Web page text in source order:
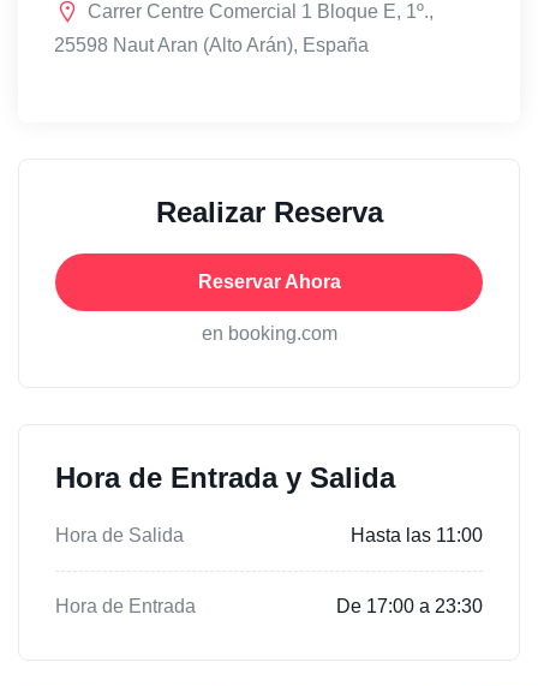
Carrer Centre Comercial 1 Bloque E, 1º.,
25598 Naut Aran (Alto Arán), España
Realizar Reserva
Reservar Ahora
en booking.com
Hora de Entrada y Salida
Hora de Salida Hasta las 11:00
Hora de Entrada De 17:00 a 23:30